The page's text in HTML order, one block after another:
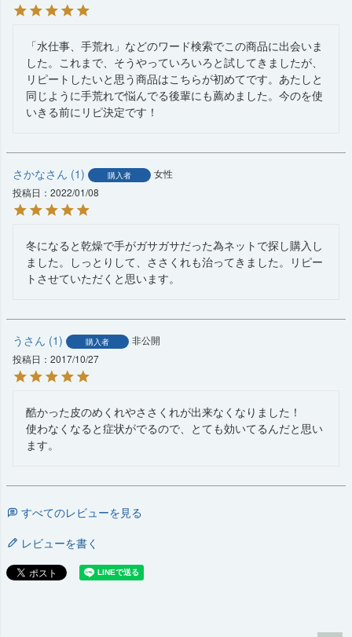
「水仕事、手荒れ」などのワード検索でこの商品に出会いま
した。これまで、そうやっていろいろと試してきましたが、
リピートしたいと思う商品はこちらが初めてです。あたしと
同じように手荒れで悩んでる後輩にも薦めました。今のを使
いきる前にリピ決定です！
さかな 1 購入者
女性
投稿日
2022/01/08
冬になると乾燥で手がガサガサだった為ネットで探し購入し
ました。しっとりして、ささくれも治ってきました。リピー
トさせていただくと思います。
う 1 購入者
非公開
投稿日
2017/10/27
酷かった皮のめくれやささくれが出来なくなりました！
使わなくなると症状がでるので、とても効いてるんだと思い
ます。
すべてのレビューを見る
レビューを書く